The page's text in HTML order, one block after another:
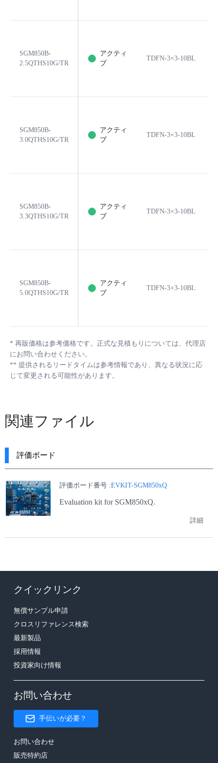
SGM850B-
2.5QTHS10G/TR
アクティ
ブ
TDFN-3×3-10BL
SGM850B-
3.0QTHS10G/TR
アクティ
ブ
TDFN-3×3-10BL
SGM850B-
3.3QTHS10G/TR
アクティ
ブ
TDFN-3×3-10BL
SGM850B-
5.0QTHS10G/TR
アクティ
ブ
TDFN-3×3-10BL
* 再販価格は参考価格です。正式な見積もりについては、代理店
にお問い合わせください。
** 提供されるリードタイムは参考情報であり、異なる状況に応
じて変更される可能性があります。
関連ファイル
評価ボード
評価ボード番号 :EVKIT-SGM850xQ
Evaluation kit for SGM850xQ.
詳細
クイックリンク
無償サンプル申請
クロスリファレンス検索
最新製品
採用情報
投資家向け情報
お問い合わせ
手伝いが必要？
お問い合わせ
販売特約店